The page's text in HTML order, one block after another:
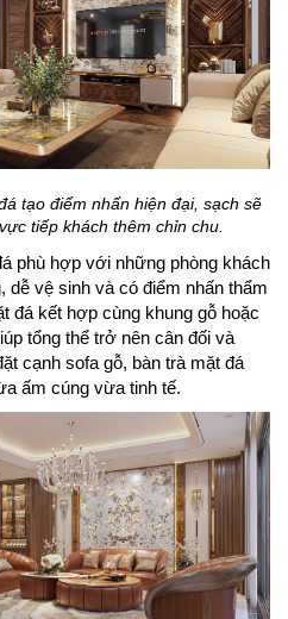
tạo điểm nhấn hiện đại, sạch sẽ
tiếp khách thêm chỉn chu.
phù hợp với những phòng khách
dễ vệ sinh và có điểm nhấn thẩm
đá kết hợp cùng khung gỗ hoặc
tổng thể trở nên cân đối và
cạnh sofa gỗ, bàn trà mặt đá
ấm cúng vừa tinh tế.